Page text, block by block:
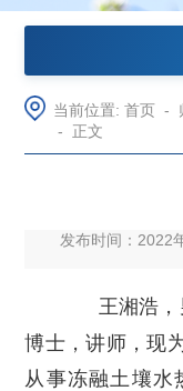
当前位置:首页 -
- 正文
发布时间：2022
王湘浩
博士，讲师，现
从事冻融土壤水